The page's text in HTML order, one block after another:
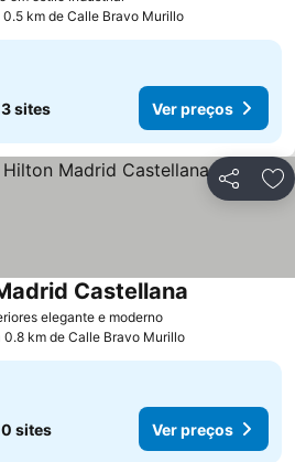
0.5 km de Calle Bravo Murillo
sites Ver preços
Partilhar
elegante e modernoVer preços
Castellana
0.8 km de Calle Bravo Murillo
sites Ver preços